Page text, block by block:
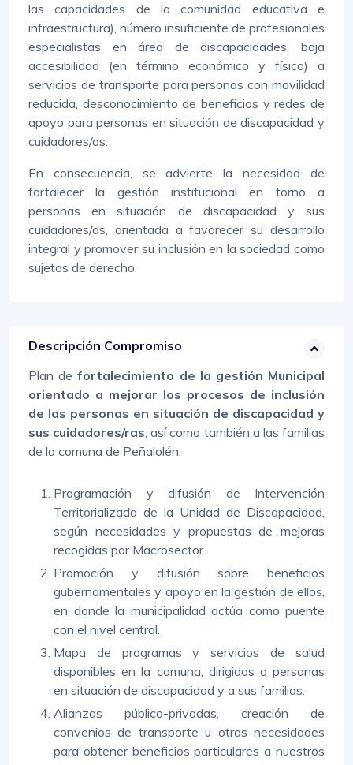
las capacidades de la comunidad educativa e
infraestructura), número insuficiente de profesionales
especialistas en área de discapacidades, baja
accesibilidad (en término económico y físico) a
servicios de transporte para personas con movilidad
reducida, desconocimiento de beneficios y redes de
apoyo para personas en situación de discapacidad y
cuidadores/as.
En consecuencia, se advierte la necesidad de
fortalecer la gestión institucional en torno a
personas en situación de discapacidad y sus
cuidadores/as, orientada a favorecer su desarrollo
integral y promover su inclusión en la sociedad como
sujetos de derecho.
Descripción Compromiso
Plan defortalecimiento de la gestión Municipal
orientado a mejorar los procesos de inclusión
de las personas en situación de discapacidad y
sus cuidadores/ras, así como también a las familias
de la comuna de Peñalolén.
Programación y difusión de Intervención
Territorializada de la Unidad de Discapacidad,
según necesidades y propuestas de mejoras
recogidas por Macrosector.
Promoción y difusión sobre beneficios
gubernamentales y apoyo en la gestión de ellos,
en donde la municipalidad actúa como puente
con el nivel central.
Mapa de programas y servicios de salud
disponibles en la comuna, dirigidos a personas
en situación de discapacidad y a sus familias.
Alianzas público-privadas, creación de
convenios de transporte u otras necesidades
para obtener beneficios particulares a nuestros